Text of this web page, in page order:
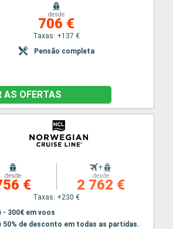
desde
706 €
Taxas: +137 €
Pensão completa
AS OFERTAS
desde
€
+
desde
2 762 €
Taxas: +230 €
- 300€ em voos
50% de desconto em todas as partidas.